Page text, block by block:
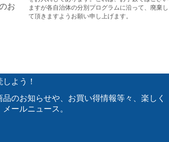
お
ますが各自治体の分別プログラムに沿って、廃棄し
て頂きますようお願い申し上げます。
よう！
のお知らせや、お買い得情報等々、楽しく
ールニュース。